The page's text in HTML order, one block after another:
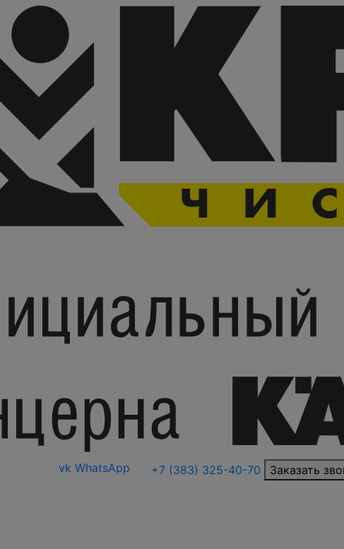
vk WhatsApp +7 (383) 325-40-70 Заказать